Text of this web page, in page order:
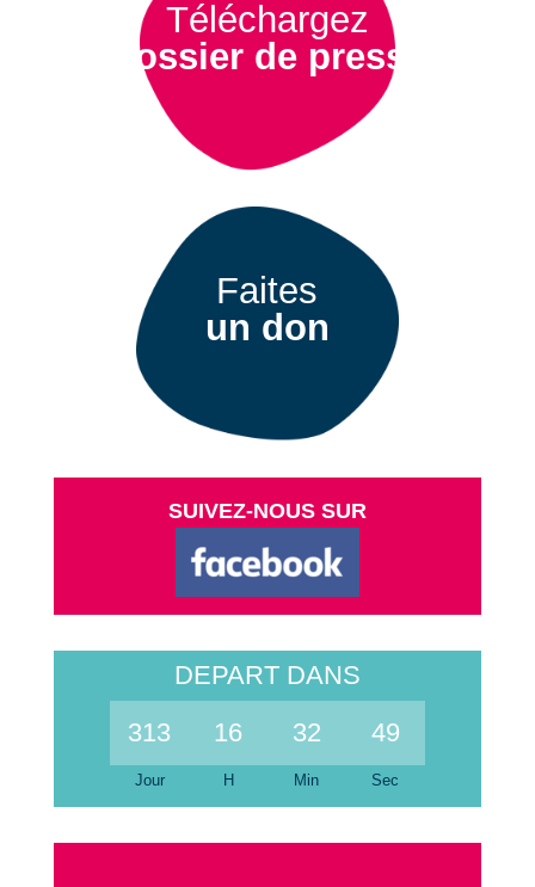
Téléchargez
Dossier de presse
Faites
un don
SUIVEZ-NOUS SUR
DEPART DANS
313
Jour
16
H
32
Min
48
Sec